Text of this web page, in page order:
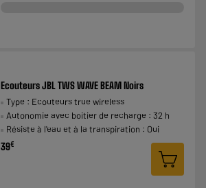
Ecouteurs JBL TWS WAVE BEAM Noirs
Type : Ecouteurs true wireless
Autonomie avec boitier de recharge : 32 h
Résiste à l'eau et à la transpiration : Oui
39€